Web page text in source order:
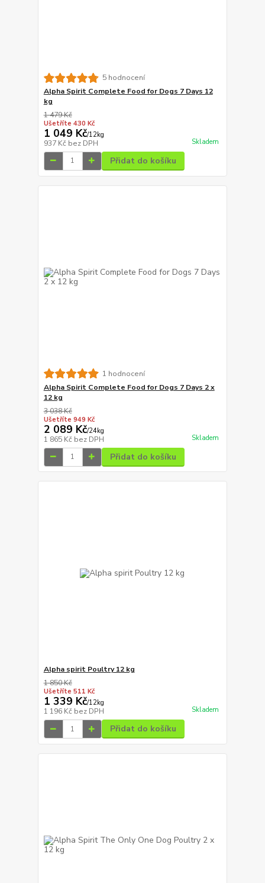
5 hodnocení
Alpha Spirit Complete Food for Dogs 7 Days 12
kg
1 479 Kč
Ušetříte 430 Kč
1 049 Kč/12kg
937 Kč bez DPH Skladem
Přidat do košíku
1 hodnocení
Alpha Spirit Complete Food for Dogs 7 Days 2 x
12 kg
3 038 Kč
Ušetříte 949 Kč
2 089 Kč/24kg
1 865 Kč bez DPH Skladem
Přidat do košíku
Alpha spirit Poultry 12 kg
1 850 Kč
Ušetříte 511 Kč
1 339 Kč/12kg
1 196 Kč bez DPH Skladem
Přidat do košíku